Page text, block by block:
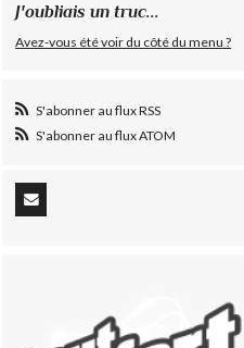
J'oubliais un truc...
Avez-vous été voir du côté du menu ?
S'abonner au flux RSS
S'abonner au flux ATOM